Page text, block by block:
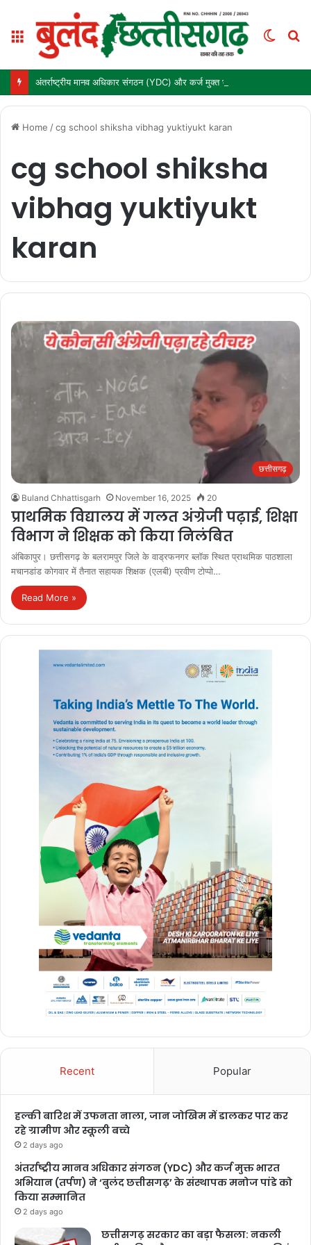
Menu
Switch
Home /cg school shiksha vibhag yuktiyukt karan
cg school shiksha
vibhag yuktiyukt
karan
छत्तीसगढ़
Buland Chhattisgarh November 16, 2025 20
प्राथमिक विद्यालय में गलत अंग्रेजी पढ़ाई, शिक्षा
विभाग ने शिक्षक को किया निलंबित
अंबिकापुर। छत्तीसगढ़ के बलरामपुर जिले के वाड्रफनगर ब्लॉक स्थित प्राथमिक पाठशाला
मचानडांड कोगवार में तैनात सहायक शिक्षक (एलबी) प्रवीण टोप्पो…
Read More »
Recent Popular
हल्की बारिश में उफनता नाला, जान जोखिम में डालकर पार कर
रहे ग्रामीण और स्कूली बच्चे
2 days ago
अंतर्राष्ट्रीय मानव अधिकार संगठन (YDC) और कर्ज मुक्त भारत
अभियान (तर्पण) ने ‘बुलंद छत्तीसगढ़’ के संस्थापक मनोज पांडे को
किया सम्मानित
2 days ago
छत्तीसगढ़ सरकार का बड़ा फैसला: नकली